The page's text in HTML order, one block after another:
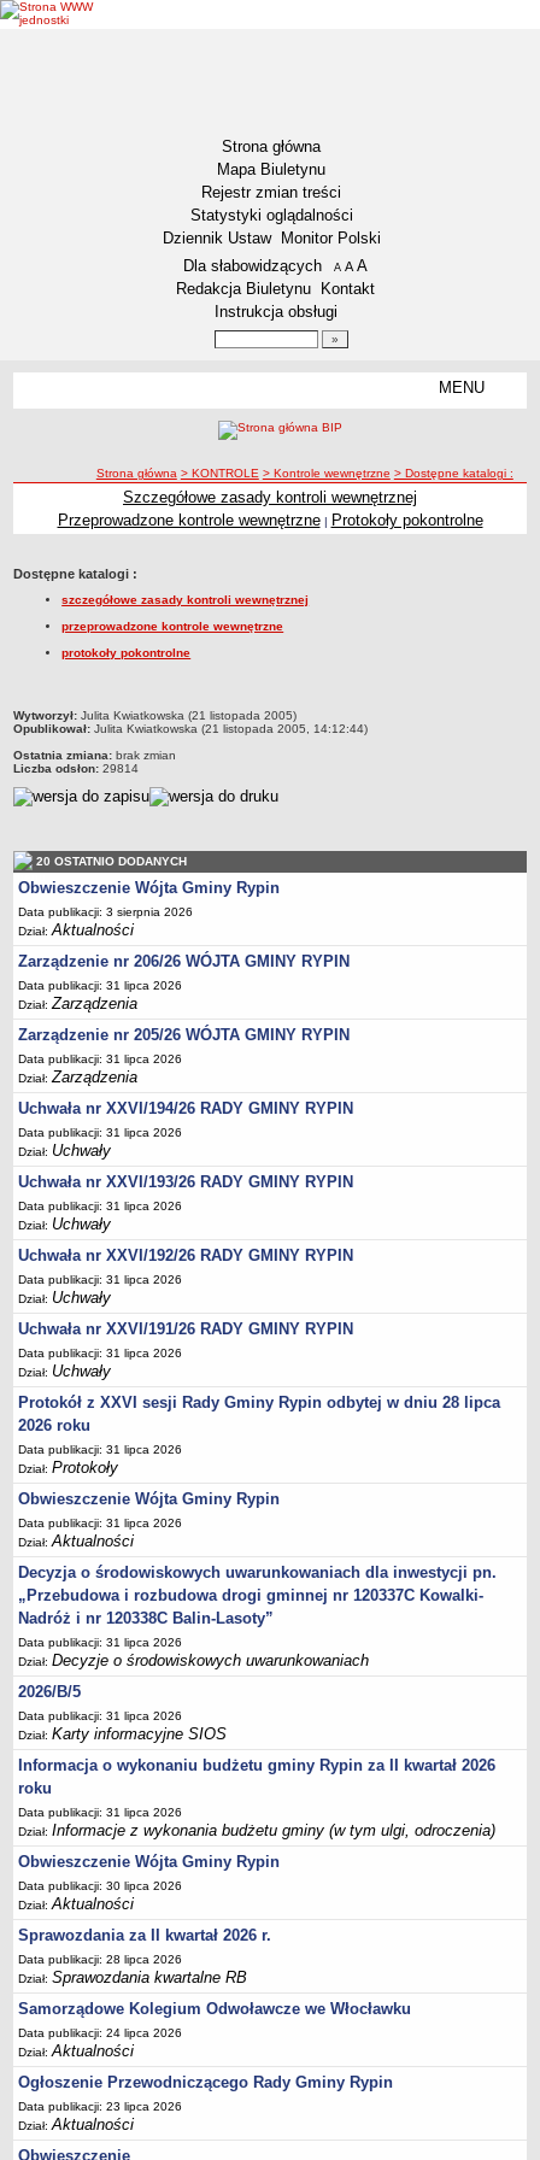
Strona główna
Mapa Biuletynu
Rejestr zmian treści
Statystyki oglądalności
Dziennik Ustaw
Monitor Polski
Menu dodatkowe
Dla słabowidzących A pomniejsz czcionkę
A standardowy rozmiar czcionki
A
Redakcja Biuletynu
Kontakt
Instrukcja obsługi
MENU
Status gminy
Lokalizacja
Insygnia gminy
Dane statystyczne
Zadania publiczne
Związki i stowarzyszenia
Realizacja zadań publicznych
Rejestr instytucji kultury
RODO Klauzule informacyjne
URZĄD GMINY
Tabela informacyjna
Czas pracy urzędu
Nr konta bankowego, NIP, REGON
Pracownicy urzędu - urząd gminy
Pracownicy urzędu - baza magazynowo - warsztatowa
Kompetencje referatów
Regulamin organizacyjny
Regulamin naboru na wolne stanowiska urzędnicze
Ogłoszenia o naborze na wolne stanowiska urzędnicze
Lista kandydatów spełniających wymagania formalne w naborach na
wolne stanowiska urzędnicze
Wyniki naboru na wolne stanowiska urzędnicze
Petycje
Sygnaliści
Galeria
Raporty o stanie dostępności
Wnioski
WŁADZE I STRUKTURA
Struktura organizacyjna
Wójt
Urząd gminy
Jednostki organizacyjne, GOPS, Instytucja kultury, OSP
Jednostki pomocnicze - sołectwa
Plan pracy komisji rewizyjnej
Sesje Rady Gminy Rypin
PRAWO LOKALNE
Statut
Strategia rozwoju
Uchwały
Projekty uchwał
Protokoły
Imienne wykazy głosowań radnych
Postać dokumentów
Akty Prawne, Dzienniki Ustaw, Monitory Polskie
Prawo miejscowe
Zarządzenia
Studium uwarunkowań i kierunków zagospodarowania
przestrzennego
Dane przestrzenne - MPZP
Stałe obwody głosowania, numery, granice oraz siedziby
obwodowych komisji wyborczych, opis granic okręgów wyborczych
Plan ogólny gminy Rypin
ścieżka nawigacji
Strona główna > KONTROLE > Kontrole wewnętrzne > Dostępne katalogi :
Szczegółowe zasady kontroli wewnętrznej
Przeprowadzone kontrole wewnętrzne| Protokoły pokontrolne
Dostępne katalogi :
szczegółowe zasady kontroli wewnętrznej
przeprowadzone kontrole wewnętrzne
protokoły pokontrolne
metryczka
Wytworzył: Julita Kwiatkowska (21 listopada 2005)
Opublikował: Julita Kwiatkowska (21 listopada 2005, 14:12:44)
Ostatnia zmiana: brak zmian
Liczba odsłon: 29814
20 OSTATNIO DODANYCH
Obwieszczenie Wójta Gminy Rypin
Data publikacji: 3 sierpnia 2026
Dział:Aktualności
Zarządzenie nr 206/26 WÓJTA GMINY RYPIN
Data publikacji: 31 lipca 2026
Dział:Zarządzenia
Zarządzenie nr 205/26 WÓJTA GMINY RYPIN
Data publikacji: 31 lipca 2026
Dział:Zarządzenia
Uchwała nr XXVI/194/26 RADY GMINY RYPIN
Data publikacji: 31 lipca 2026
Dział: Uchwały
Uchwała nr XXVI/193/26 RADY GMINY RYPIN
Data publikacji: 31 lipca 2026
Dział: Uchwały
Uchwała nr XXVI/192/26 RADY GMINY RYPIN
Data publikacji: 31 lipca 2026
Dział: Uchwały
Uchwała nr XXVI/191/26 RADY GMINY RYPIN
Data publikacji: 31 lipca 2026
Dział: Uchwały
Protokół z XXVI sesji Rady Gminy Rypin odbytej w dniu 28 lipca
2026 roku
Data publikacji: 31 lipca 2026
Dział:Protokoły
Obwieszczenie Wójta Gminy Rypin
Data publikacji: 31 lipca 2026
Dział:Aktualności
Decyzja o środowiskowych uwarunkowaniach dla inwestycji pn.
„Przebudowa i rozbudowa drogi gminnej nr 120337C Kowalki-
Nadróż i nr 120338C Balin-Lasoty”
Data publikacji: 31 lipca 2026
Dział:Decyzje o środowiskowych uwarunkowaniach
2026/B/5
Data publikacji: 31 lipca 2026
Dział:Karty informacyjne SIOS
Informacja o wykonaniu budżetu gminy Rypin za II kwartał 2026
roku
Data publikacji: 31 lipca 2026
Dział:Informacje z wykonania budżetu gminy (w tym ulgi, odroczenia)
Obwieszczenie Wójta Gminy Rypin
Data publikacji: 30 lipca 2026
Dział:Aktualności
Sprawozdania za II kwartał 2026 r.
Data publikacji: 28 lipca 2026
Dział:Sprawozdania kwartalne RB
Samorządowe Kolegium Odwoławcze we Włocławku
Data publikacji: 24 lipca 2026
Dział:Aktualności
Ogłoszenie Przewodniczącego Rady Gminy Rypin
Data publikacji: 23 lipca 2026
Dział:Aktualności
Obwieszczenie